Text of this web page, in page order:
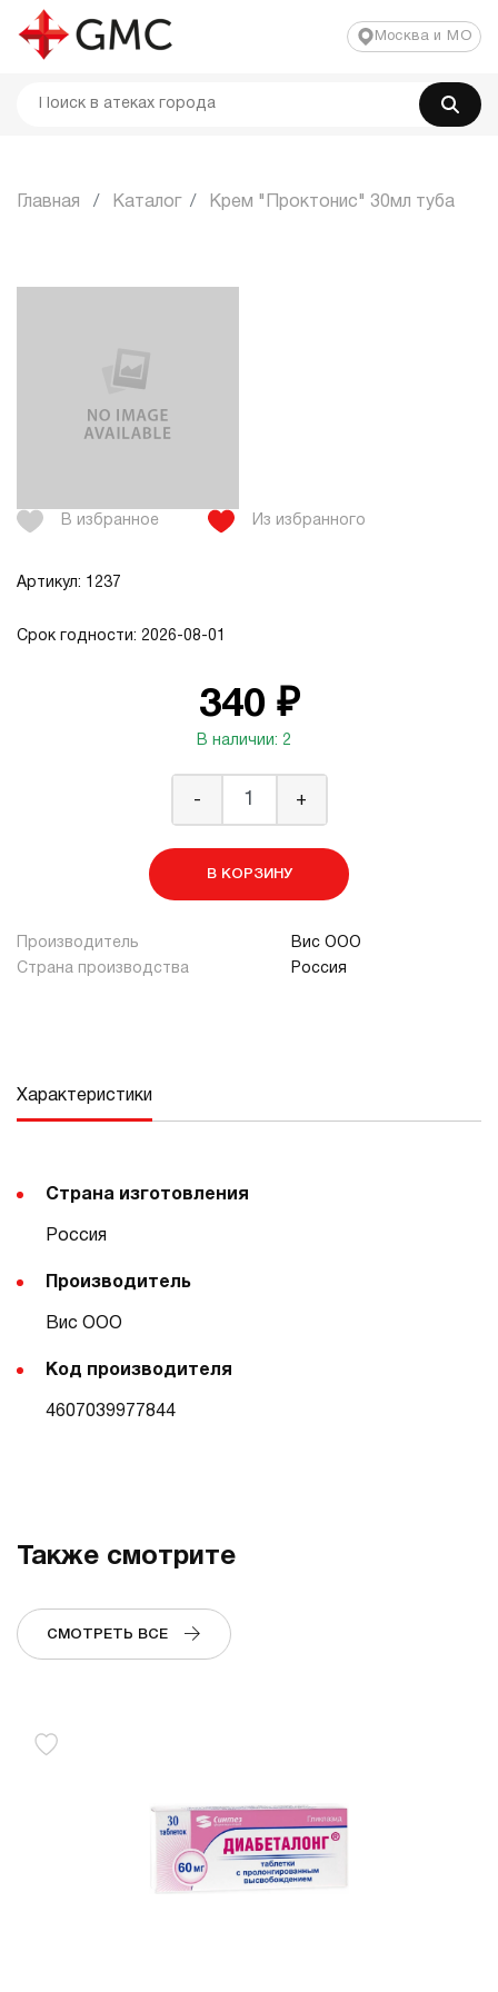
Москва и МО
Главная Каталог Крем "Проктонис" 30мл туба
В избранное Из избранного
Артикул: 1237
Срок годности: 2026-08-01
340 ₽
В наличии: 2
- +
В КОРЗИНУ
Производитель
Вис ООО
Страна производства
Россия
Характеристики
Страна изготовления
Россия
Производитель
Вис ООО
Код производителя
4607039977844
Также смотрите
СМОТРЕТЬ ВСЕ